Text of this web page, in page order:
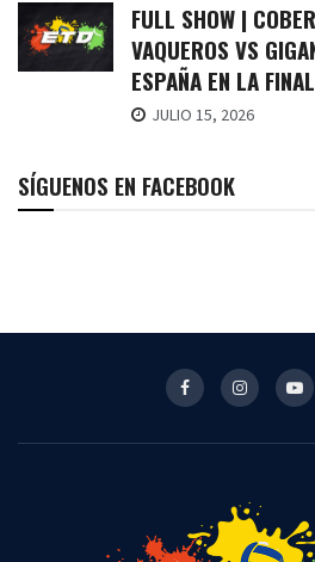
FULL SHOW |
VAQUEROS VS
ESPAÑA EN LA
JULIO 15, 2026
SÍGUENOS EN FACEBOOK